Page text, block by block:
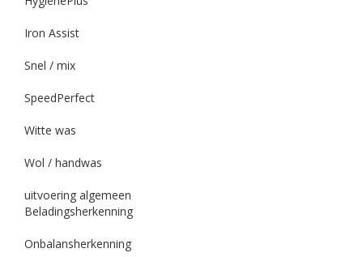
Iron Assist
Snel / mix
SpeedPerfect
Witte was
Wol / handwas
uitvoering algemeen
Beladingsherkenning
Onbalansherkenning